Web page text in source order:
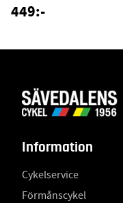
449:-
Information
Cykelservice
Förmånscykel